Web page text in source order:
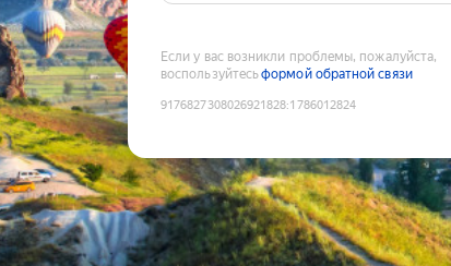
Если у вас возникли проблемы, пожалуйста,
воспользуйтесьформой обратной связи
9176827308026921828:1786012824